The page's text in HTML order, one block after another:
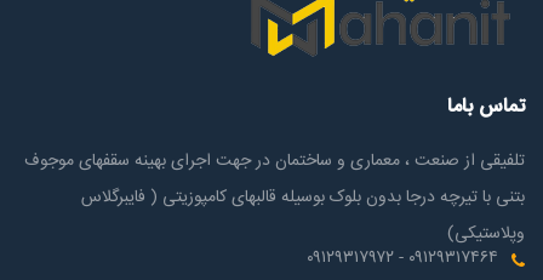
تماس باما
تلفیقی از صنعت ، معماری و ساختمان در جهت اجرای بهینه سقفهای موجوف
بتنی با تیرچه درجا بدون بلوک بوسیله قالبهای کامپوزیتی ( فایبرگلاس
وپلاستیکی)
۰۹۱۲۹۳۱۷۴۶۴ - ۰۹۱۲۹۳۱۷۹۷۲